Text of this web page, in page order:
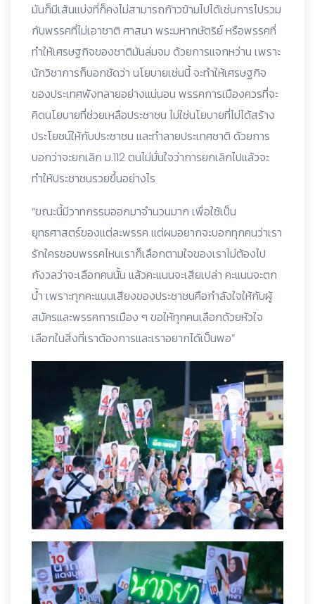
มันก็มีเส้นแบ่งที่ก็คงไม่สามารถก้าวข้ามไปได้เช่นการไปรวม
กับพรรคที่ไม่เอาชาติ ศาสนา พระมหากษัตริย์ หรือพรรคที่
ทำให้เศรษฐกิจของชาติมันล่มจม ด้วยการแจกหว่าน เพราะ
นักวิชาการก็บอกชัดว่า นโยบายเช่นนี้ จะทำให้เศรษฐกิจ
ของประเทศพังทลายอย่างแน่นอน พรรคการเมืองควรที่จะ
คิดนโยบายที่ช่วยเหลือประชาชน ไม่ใช่นโยบายที่ไม่ได้สร้าง
ประโยชน์ให้กับประชาชน และทำลายประเทศชาติ ด้วยการ
บอกว่าจะยกเลิก ม.112 ตนไม่มั่นใจว่าการยกเลิกไปแล้วจะ
ทำให้ประชาชนรวยขึ้นอย่างไร
“ขณะนี้มีวาทกรรมออกมาจำนวนมาก เพื่อใช้เป็น
ยุทธศาสตร์ของแต่ละพรรค แต่ผมอยากจะบอกทุกคนว่าเรา
รักใครชอบพรรคไหนเราก็เลือกตามใจของเราไม่ต้องไป
กังวลว่าจะเลือกคนนั้น แล้วคะแนนจะเสียเปล่า คะแนนจะตก
น้ำ เพราะทุกคะแนนเสียงของประชาชนคือกำลังใจให้กับผู้
สมัครและพรรคการเมือง ๆ ขอให้ทุกคนเลือกด้วยหัวใจ
เลือกในสิ่งที่เราต้องการและเราอยากได้เป็นพอ”